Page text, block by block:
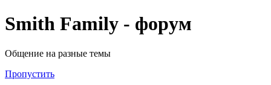
Smith Family - форум
Общение на разные темы
Пропустить